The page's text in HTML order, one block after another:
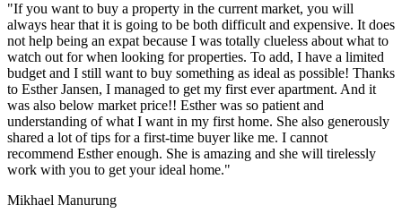
"If you want to buy a property in the current market, you will
always hear that it is going to be both difficult and expensive. It does
not help being an expat because I was totally clueless about what to
watch out for when looking for properties. To add, I have a limited
budget and I still want to buy something as ideal as possible! Thanks
to Esther Jansen, I managed to get my first ever apartment. And it
was also below market price!! Esther was so patient and
understanding of what I want in my first home. She also generously
shared a lot of tips for a first-time buyer like me. I cannot
recommend Esther enough. She is amazing and she will tirelessly
work with you to get your ideal home."
Mikhael Manurung